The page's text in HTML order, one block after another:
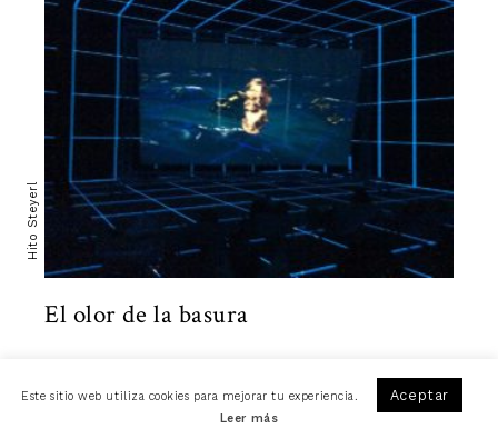
Hito Steyerl
El olor de la basura
Este sitio web utiliza cookies para mejorar tu experiencia. Aceptar
Leer más